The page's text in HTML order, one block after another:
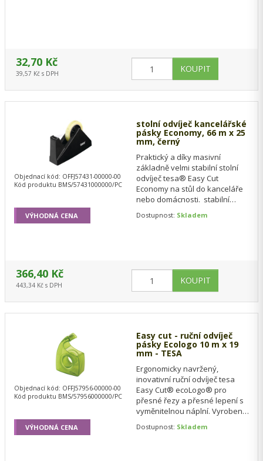
32,70 Kč
39,57 Kč s DPH
stolní odvíječ kancelářské
pásky Economy, 66 m x 25
mm, černý
Praktický a díky masivní
základně velmi stabilní stolní
odvíječ tesa® Easy Cut
Economy na stůl do kanceláře
nebo domácnosti. stabilní
kanceláře nebo…
Dostupnost: Skladem
Objednací kód: OFFJ57431-00000-00
Kód produktu BMS/57431000000/PC
366,40 Kč
443,34 Kč s DPH
VÝHODNÁ CENA
Easy cut - ruční odvíječ
pásky Ecologo 10 m x 19
mm - TESA
Ergonomicky navržený,
inovativní ruční odvíječ tesa
Easy Cut® ecoLogo® pro
přesné řezy a přesné lepení s
vyměnitelnou náplní. Vyroben z
33m x 19mm.…
Dostupnost: Skladem
Objednací kód: OFFJ57956-00000-00
Kód produktu BMS/57956000000/PC
VÝHODNÁ CENA